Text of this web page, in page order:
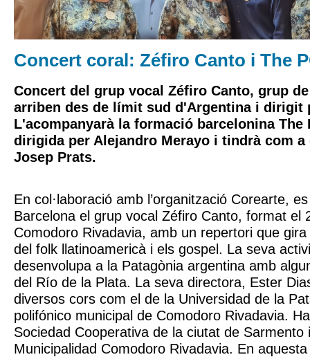
Concert coral: Zéfiro Canto i The
Concert del grup vocal Zéfiro Canto, grup
arriben des de límit sud d'Argentina i dirigit
L'acompanyarà la formació barcelonina The
dirigida per Alejandro Merayo i tindrà com
Josep Prats.
En col·laboració amb l’organització Corearte,
Barcelona el grup vocal Zéfiro Canto, format el
Comodoro Rivadavia, amb un repertori que
del folk llatinoamericà i els gospel. La seva
desenvolupa a la Patagònia argentina amb
del Río de la Plata. La seva directora, Ester
diversos cors com el de la Universidad de la
polifónico municipal de Comodoro Rivadavia.
Sociedad Cooperativa de la ciutat de Sarmento
Municipalidad Comodoro Rivadavia. En